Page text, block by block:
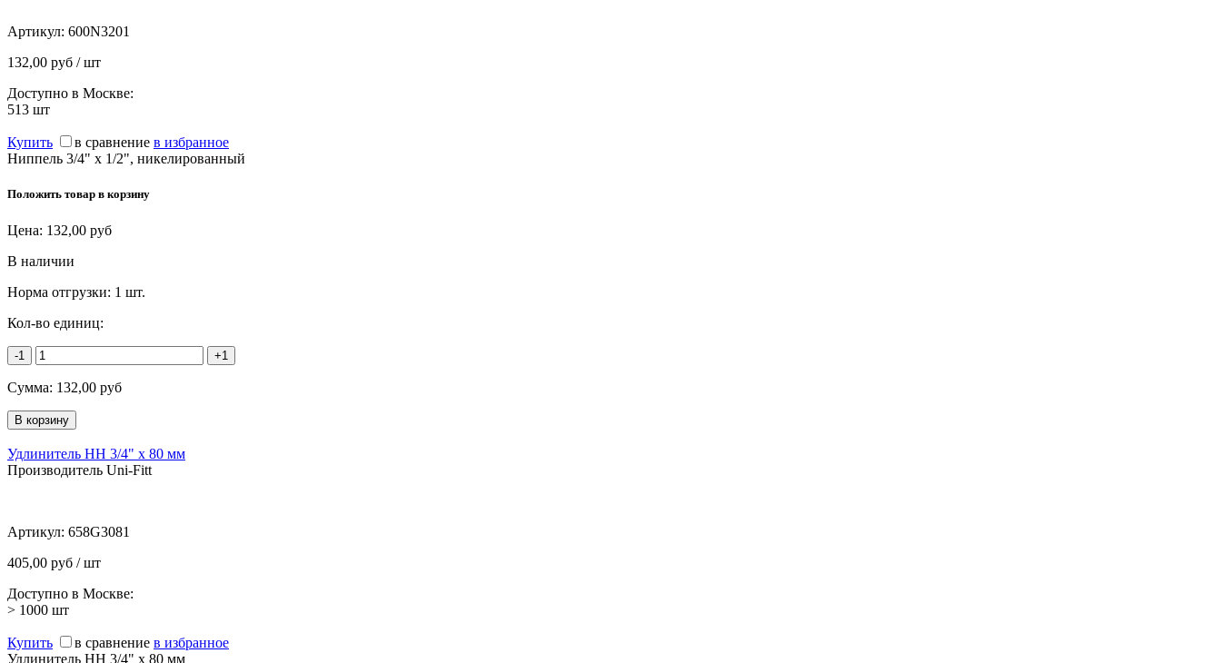
Артикул: 600N3201
132,00 руб / шт
Доступно в Москве:
513 шт
Купить в сравнение в избранное
Ниппель 3/4" х 1/2", никелированный
Положить товар в корзину
Цена: 132,00 руб
В наличии
Норма отгрузки: 1 шт.
Кол-во единиц:
-1 +1
Сумма: 132,00 руб
Удлинитель НН 3/4" х 80 мм
Производитель Uni-Fitt
Артикул: 658G3081
405,00 руб / шт
Доступно в Москве:
> 1000 шт
Купить в сравнение в избранное
Удлинитель НН 3/4" х 80 мм